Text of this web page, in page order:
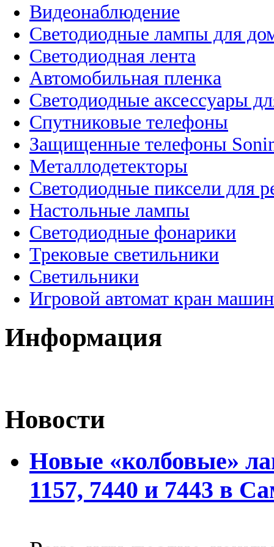
Видеонаблюдение
Светодиодные лампы для
Светодиодная лента
Автомобильная пленка
Светодиодные аксессуары
Спутниковые телефоны
Защищенные телефоны
Металлодетекторы
Светодиодные пиксели для
Настольные лампы
Светодиодные фонарики
Трековые светильники
Светильники
Игровой автомат кран
Информация
Новости
Новые «колбовые»
1157, 7440 и 7443 в